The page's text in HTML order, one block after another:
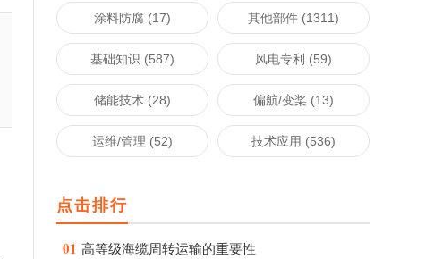
涂料防腐 (17) 其他部件 (1311)
基础知识 (587) 风电专利 (59)
储能技术 (28) 偏航/变桨 (13)
运维/管理 (52) 技术应用 (536)
点击排行
01 高等级海缆周转运输的重要性